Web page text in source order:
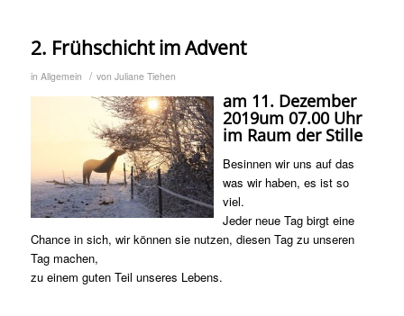
2. Frühschicht im Advent
in Allgemein / von Juliane Tiehen
am 11. Dezember
2019um 07.00 Uhr
im Raum der Stille
Besinnen wir uns auf das
was wir haben, es ist so
viel.
Jeder neue Tag birgt eine
Chance in sich, wir können sie nutzen, diesen Tag zu unseren
Tag machen,
zu einem guten Teil unseres Lebens.